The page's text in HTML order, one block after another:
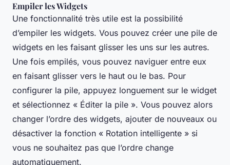
Empiler les Widgets
Une fonctionnalité très utile est la possibilité
d’empiler les widgets. Vous pouvez créer une pile de
widgets en les faisant glisser les uns sur les autres.
Une fois empilés, vous pouvez naviguer entre eux
en faisant glisser vers le haut ou le bas. Pour
configurer la pile, appuyez longuement sur le widget
et sélectionnez « Éditer la pile ». Vous pouvez alors
changer l’ordre des widgets, ajouter de nouveaux ou
désactiver la fonction « Rotation intelligente » si
vous ne souhaitez pas que l’ordre change
automatiquement.